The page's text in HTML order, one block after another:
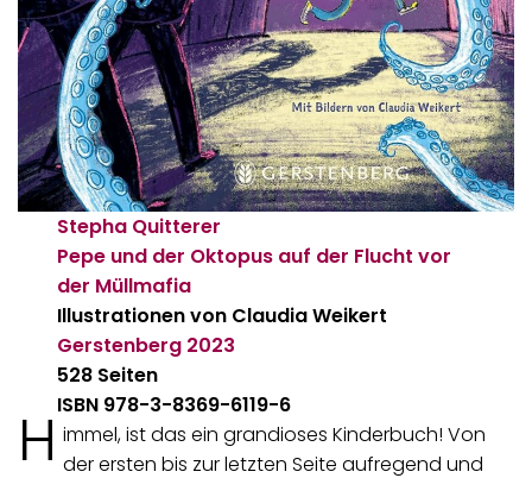
Stepha Quitterer
Pepe und der Oktopus auf der Flucht vor
der Müllmafia
Illustrationen von Claudia Weikert
Gerstenberg 2023
528 Seiten
ISBN 978-3-8369-6119-6
H immel, ist das ein grandioses Kinderbuch! Von
der ersten bis zur letzten Seite aufregend und